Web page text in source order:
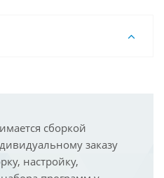
сборкой
заказу
настройку,